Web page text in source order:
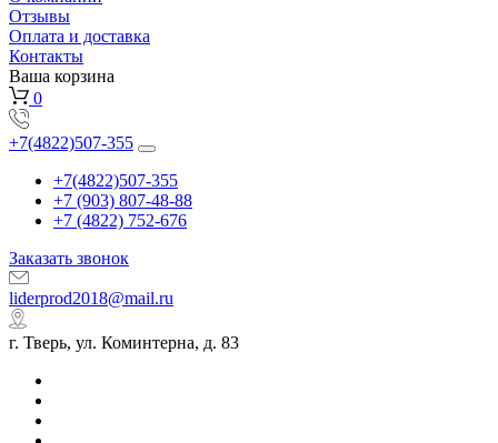
Отзывы
Оплата и доставка
Контакты
Ваша корзина
0
+7(4822)507-355
+7(4822)507-355
+7 (903) 807-48-88
+7 (4822) 752-676
Заказать звонок
liderprod2018@mail.ru
г. Тверь, ул. Коминтерна, д. 83